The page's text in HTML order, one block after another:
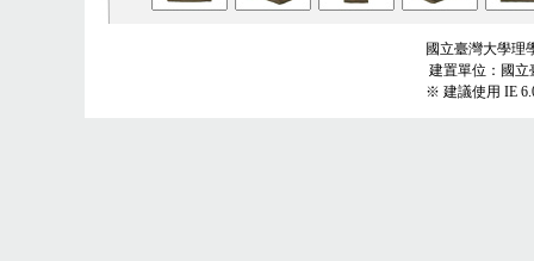
國立臺灣大學理
建置單位：國立
※ 建議使用 IE